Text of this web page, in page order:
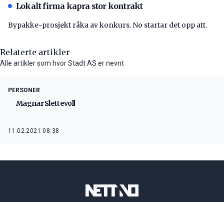
Lokalt firma kapra stor kontrakt
Bypakke-prosjekt råka av konkurs. No startar det opp att.
Relaterte artikler
Alle artikler som hvor Stadt AS er nevnt
PERSONER
Magnar Slettevoll
11.02.2021 08:38